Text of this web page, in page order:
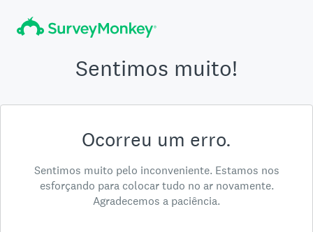
Sentimos muito!
Ocorreu um erro.
Sentimos muito pelo inconveniente. Estamos nos
esforçando para colocar tudo no ar novamente.
Agradecemos a paciência.